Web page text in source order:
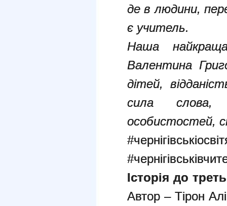
де в людини,
є учитель.
Наша
Валентина
дітей,
сила слова,
особистостей,
Історія до
Автор – Тірон